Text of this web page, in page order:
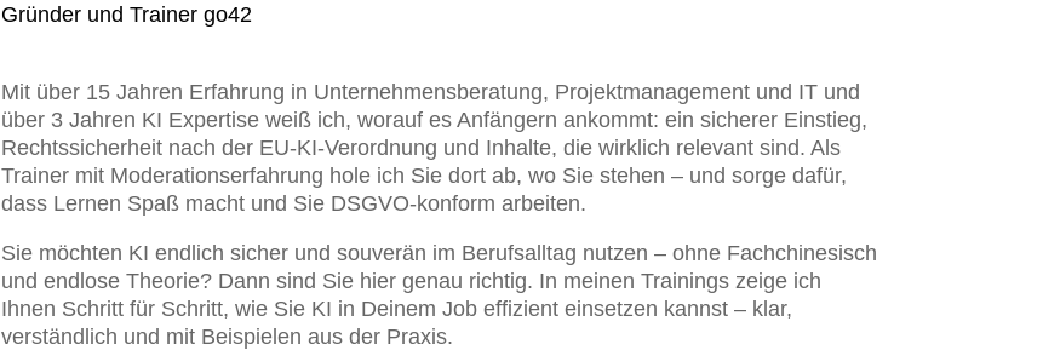
Gründer und Trainer go42
Mit über 15 Jahren Erfahrung in Unternehmensberatung, Projektmanagement und IT und
über 3 Jahren KI Expertise weiß ich, worauf es Anfängern ankommt: ein sicherer Einstieg,
Rechtssicherheit nach der EU-KI-Verordnung und Inhalte, die wirklich relevant sind. Als
Trainer mit Moderationserfahrung hole ich Sie dort ab, wo Sie stehen – und sorge dafür,
dass Lernen Spaß macht und Sie DSGVO-konform arbeiten.
Sie möchten KI endlich sicher und souverän im Berufsalltag nutzen – ohne Fachchinesisch
und endlose Theorie? Dann sind Sie hier genau richtig. In meinen Trainings zeige ich
Ihnen Schritt für Schritt, wie Sie KI in Deinem Job effizient einsetzen kannst – klar,
verständlich und mit Beispielen aus der Praxis.